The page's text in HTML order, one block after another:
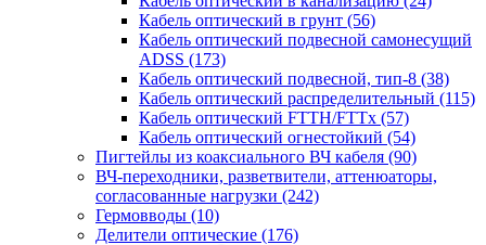
Кабель оптический в грунт (56)
Кабель оптический подвесной самонесущий
ADSS (173)
Кабель оптический подвесной, тип-8 (38)
Кабель оптический распределительный (115)
Кабель оптический FTTH/FTTx (57)
Кабель оптический огнестойкий (54)
Пигтейлы из коаксиального ВЧ кабеля (90)
ВЧ-переходники, разветвители, аттенюаторы,
согласованные нагрузки (242)
Гермовводы (10)
Делители оптические (176)